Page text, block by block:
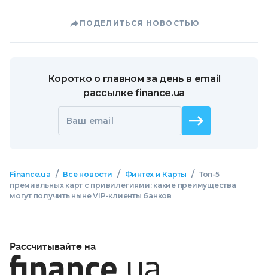
ПОДЕЛИТЬСЯ НОВОСТЬЮ
Коротко о главном за день в email
рассылке finance.ua
Ваш email
Finance.ua / Все новости / Финтех и Карты / Топ-5
премиальных карт с привилегиями: какие преимущества
могут получить ныне VIP-клиенты банков
Рассчитывайте на